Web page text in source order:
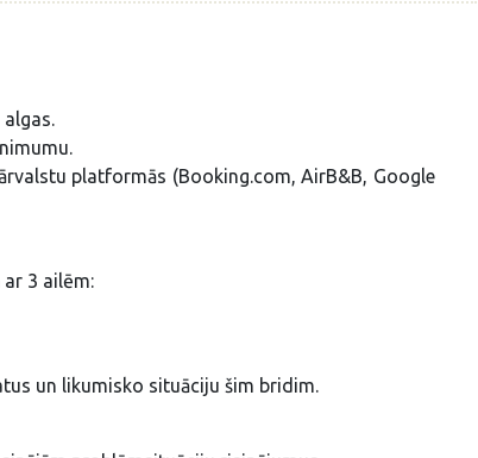
platformās (Booking.com, AirB&B, Google
3 ailēm:
un likumisko situāciju šim bridim.